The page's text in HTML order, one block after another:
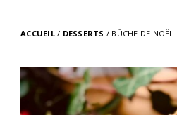
ACCUEIL/ DESSERTS / BÛCHE DE NOËL